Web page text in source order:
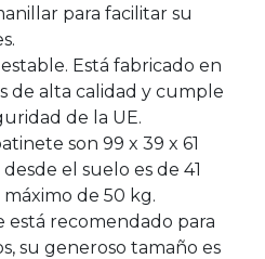
para facilitar su
Está fabricado en
de alta calidad y cumple
de la UE.
son 99 x 39 x 61
el suelo es de 41
de 50 kg.
recomendado para
su generoso tamaño es